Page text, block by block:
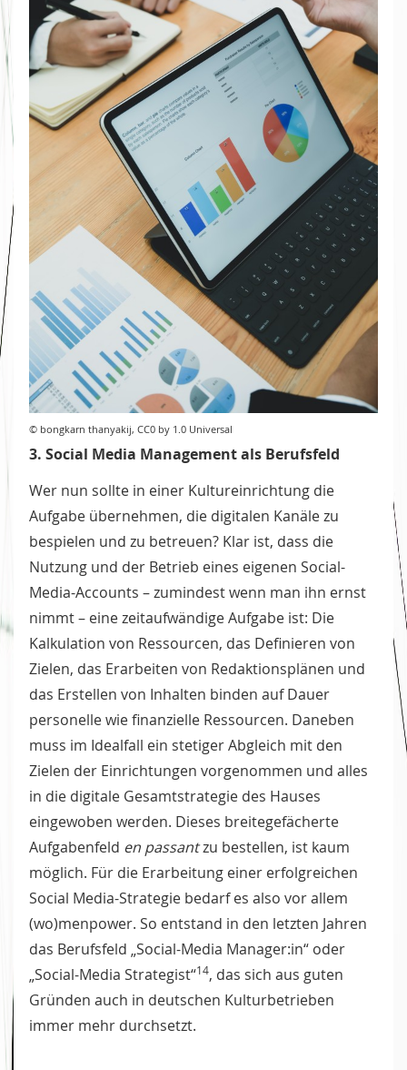
© bongkarn thanyakij, CC0 by 1.0 Universal
3. Social Media Management als Berufsfeld
Wer nun sollte in einer Kultureinrichtung die
Aufgabe übernehmen, die digitalen Kanäle zu
bespielen und zu betreuen? Klar ist, dass die
Nutzung und der Betrieb eines eigenen Social-
Media-Accounts – zumindest wenn man ihn ernst
nimmt – eine zeitaufwändige Aufgabe ist: Die
Kalkulation von Ressourcen, das Definieren von
Zielen, das Erarbeiten von Redaktionsplänen und
das Erstellen von Inhalten binden auf Dauer
personelle wie finanzielle Ressourcen. Daneben
muss im Idealfall ein stetiger Abgleich mit den
Zielen der Einrichtungen vorgenommen und alles
in die digitale Gesamtstrategie des Hauses
eingewoben werden. Dieses breitegefächerte
Aufgabenfeld en passantzu bestellen, ist kaum
möglich. Für die Erarbeitung einer erfolgreichen
Social Media-Strategie bedarf es also vor allem
(wo)menpower. So entstand in den letzten Jahren
das Berufsfeld „Social-Media Manager:in“ oder
„Social-Media Strategist“14, das sich aus guten
Gründen auch in deutschen Kulturbetrieben
immer mehr durchsetzt.